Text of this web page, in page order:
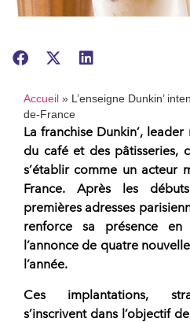
Accueil » L’enseigne Dunkin’
de-France
La franchise Dunkin’, leader
du café et des pâtisseries,
s’établir comme un acteur
France. Après les
premières adresses
renforce sa présence en
l’annonce de quatre
l’année.
Ces implantations,
s’inscrivent dans l’objectif de